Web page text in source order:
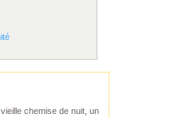
chemise de nuit, un